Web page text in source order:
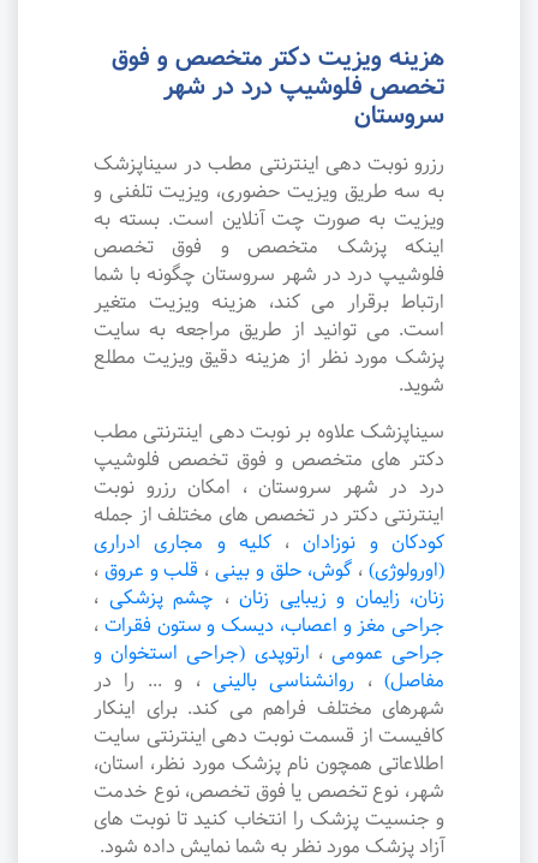
هزینه ویزیت دکتر متخصص و فوق
تخصص فلوشیپ درد در شهر
سروستان
رزرو نوبت دهی اینترنتی مطب در سیناپزشک
به سه طریق ویزیت حضوری، ویزیت تلفنی و
ویزیت به صورت چت آنلاین است. بسته به
اینکه پزشک متخصص و فوق تخصص
فلوشیپ درد در شهر سروستان چگونه با شما
ارتباط برقرار می کند، هزینه ویزیت متغیر
است. می توانید از طریق مراجعه به سایت
پزشک مورد نظر از هزینه دقیق ویزیت مطلع
شوید.
سیناپزشک علاوه بر نوبت دهی اینترنتی مطب
دکتر های متخصص و فوق تخصص فلوشیپ
درد در شهر سروستان ، امکان رزرو نوبت
اینترنتی دکتر در تخصص های مختلف از جمله
کودکان و نوزادان ،کلیه و مجاری ادراری
(اورولوژی) ، گوش، حلق و بینی ، قلب و عروق ،
زنان، زایمان و زیبایی زنان ، چشم پزشکی ،
جراحی مغز و اعصاب، دیسک و ستون فقرات ،
جراحی عمومی ، ارتوپدی (جراحی استخوان و
مفاصل) ، روانشناسی بالینی ، و ... را در
شهرهای مختلف فراهم می کند. برای اینکار
کافیست از قسمت نوبت دهی اینترنتی سایت
اطلاعاتی همچون نام پزشک مورد نظر، استان،
شهر، نوع تخصص یا فوق تخصص، نوع خدمت
و جنسیت پزشک را انتخاب کنید تا نوبت های
آزاد پزشک مورد نظر به شما نمایش داده شود.